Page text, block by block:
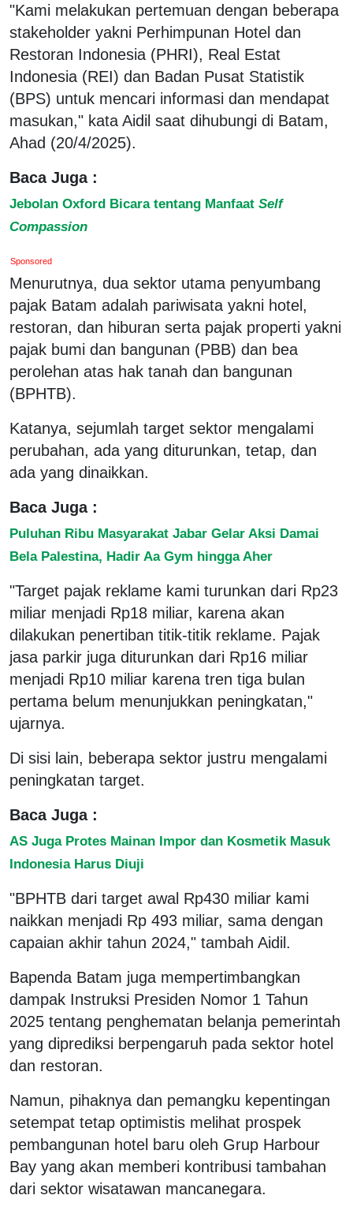
"Kami melakukan pertemuan dengan beberapa
stakeholder yakni Perhimpunan Hotel dan
Restoran Indonesia (PHRI), Real Estat
Indonesia (REI) dan Badan Pusat Statistik
(BPS) untuk mencari informasi dan mendapat
masukan," kata Aidil saat dihubungi di Batam,
Ahad (20/4/2025).
Baca Juga :
Jebolan Oxford Bicara tentang Manfaat Self
Compassion
Sponsored
Menurutnya, dua sektor utama penyumbang
pajak Batam adalah pariwisata yakni hotel,
restoran, dan hiburan serta pajak properti yakni
pajak bumi dan bangunan (PBB) dan bea
perolehan atas hak tanah dan bangunan
(BPHTB).
Katanya, sejumlah target sektor mengalami
perubahan, ada yang diturunkan, tetap, dan
ada yang dinaikkan.
Baca Juga :
Puluhan Ribu Masyarakat Jabar Gelar Aksi Damai
Bela Palestina, Hadir Aa Gym hingga Aher
"Target pajak reklame kami turunkan dari Rp23
miliar menjadi Rp18 miliar, karena akan
dilakukan penertiban titik-titik reklame. Pajak
jasa parkir juga diturunkan dari Rp16 miliar
menjadi Rp10 miliar karena tren tiga bulan
pertama belum menunjukkan peningkatan,"
ujarnya.
Di sisi lain, beberapa sektor justru mengalami
peningkatan target.
Baca Juga :
AS Juga Protes Mainan Impor dan Kosmetik Masuk
Indonesia Harus Diuji
"BPHTB dari target awal Rp430 miliar kami
naikkan menjadi Rp 493 miliar, sama dengan
capaian akhir tahun 2024," tambah Aidil.
Bapenda Batam juga mempertimbangkan
dampak Instruksi Presiden Nomor 1 Tahun
2025 tentang penghematan belanja pemerintah
yang diprediksi berpengaruh pada sektor hotel
dan restoran.
Namun, pihaknya dan pemangku kepentingan
setempat tetap optimistis melihat prospek
pembangunan hotel baru oleh Grup Harbour
Bay yang akan memberi kontribusi tambahan
dari sektor wisatawan mancanegara.